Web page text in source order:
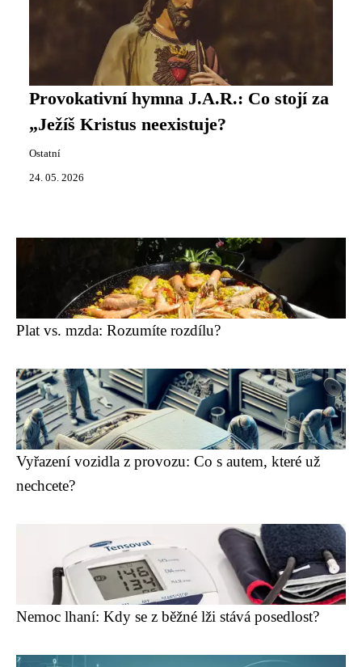
Provokativní hymna J.A.R.: Co stojí za
„Ježíš Kristus neexistuje?
Ostatní
24. 05. 2026
Plat vs. mzda: Rozumíte rozdílu?
Vyřazení vozidla z provozu: Co s autem, které už
nechcete?
Nemoc lhaní: Kdy se z běžné lži stává posedlost?